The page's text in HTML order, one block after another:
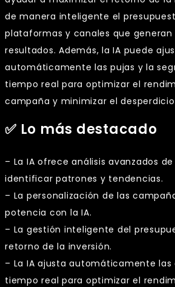
de manera inteligente el
plataformas y canales que generan
resultados. Además, la IA puede
automáticamente las pujas y la
tiempo real para optimizar el
campaña y minimizar el
✅ Lo más destacado
– La IA ofrece análisis avanzados
identificar patrones y tendencias.
– La personalización de las
potencia con la IA.
– La gestión inteligente del
retorno de la inversión.
– La IA ajusta automáticamente las
tiempo real para optimizar el